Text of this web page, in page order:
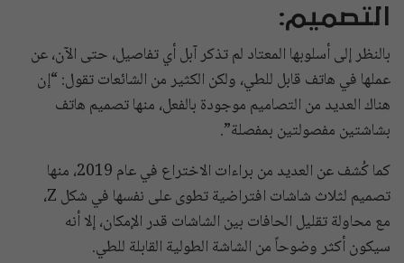
التصميم:
بالنظر إلى أسلوبها المعتاد لم تذكر آبل أي تفاصيل، حتى الآن، عن
عملها في هاتف قابل للطي، ولكن الكثير من الشائعات تقول: “إن
هناك العديد من التصاميم موجودة بالفعل، منها تصميم هاتف
بشاشتين مفصولتين بمفصلة”.
كما كُشف عن العديد من براءات الاختراع في عام 2019، منها
تصميم لثلاث شاشات افتراضية تطوى على نفسها في شكل Z،
مع محاولة تقليل الحافات بين الشاشات قدر الإمكان، إلا أنه
سيكون أكثر وضوحاً من الشاشة الطولية القابلة للطي.